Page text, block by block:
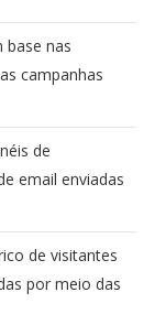
base nas
campanhas
de
email enviadas
de visitantes
por meio das